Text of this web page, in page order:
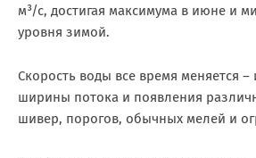
м³/с, достигая максимума в июне и
уровня зимой.
Скорость воды все время меняется
ширины потока и появления
шивер, порогов, обычных мелей и